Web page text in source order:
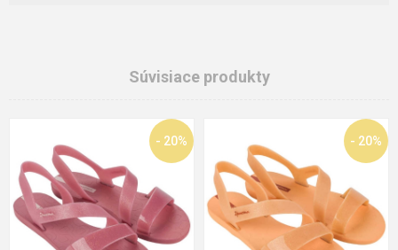
Súvisiace produkty
- 20% - 20%